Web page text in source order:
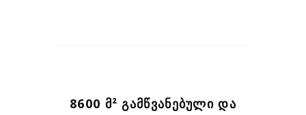
8600 Მ² ᲒᲐᲛᲬᲕᲐᲜᲔᲑᲣᲚᲘ ᲓᲐ